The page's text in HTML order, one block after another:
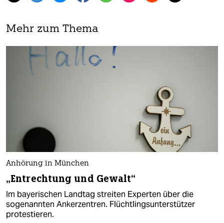
Mehr zum Thema
Anhörung in München
„Entrechtung und Gewalt“
Im bayerischen Landtag streiten Experten über die
sogenannten Ankerzentren. Flüchtlingsunterstützer
protestieren.